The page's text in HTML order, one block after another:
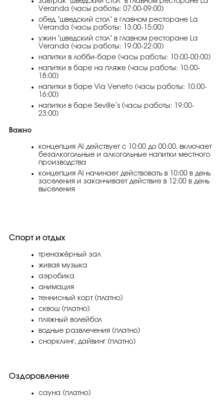
Veranda (часы работы: 07:00-09:00)
обед "шведский стол" в главном ресторане La
Veranda (часы работы: 13:00-15:00)
ужин "шведский стол" в главном ресторане La
Veranda (часы работы: 19:00-22:00)
напитки в лобби-баре (часы работы: 10:00-00:00)
напитки в баре на пляже (часы работы: 10:00-
18:00)
напитки в баре Via Veneto (часы работы: 10:00-
16:00)
напитки в баре Seville`s (часы работы: 19:00-
23:00)
Важно
концепция Al действует с 10:00 до 00:00, включает
безалкогольные и алкогольные напитки местного
производства
концепция Al начинает действовать в 10:00 в день
заселения и заканчивает действие в 12:00 в день
выселения
Спорт и отдых
тренажёрный зал
живая музыка
аэробика
анимация
теннисный корт (платно)
сквош (платно)
пляжный волейбол
водные развлечения (платно)
снорклинг, дайвинг (платно)
Оздоровление
сауна (платно)